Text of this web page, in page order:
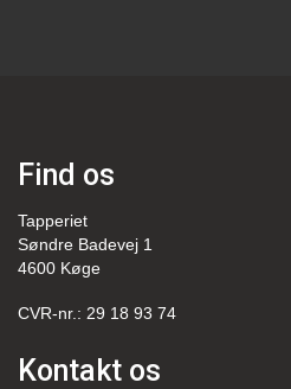
Find os
Tapperiet
Søndre Badevej 1
4600 Køge
CVR-nr.: 29 18 93 74
Kontakt os